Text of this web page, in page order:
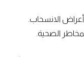
الانسحاب.
الصحية.